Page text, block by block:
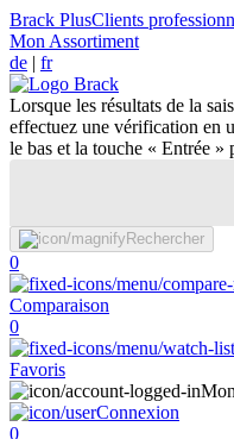
Brack PlusClients
Mon Assortiment
de | fr
Lorsque les résultats de la
effectuez une vérification en
le bas et la touche « Entrée »
Rechercher
0
Comparaison
0
Favoris
Connexion
0